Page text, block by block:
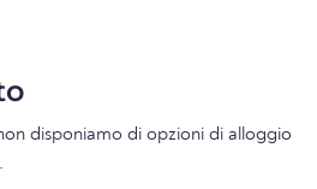
disponiamo di opzioni di alloggio